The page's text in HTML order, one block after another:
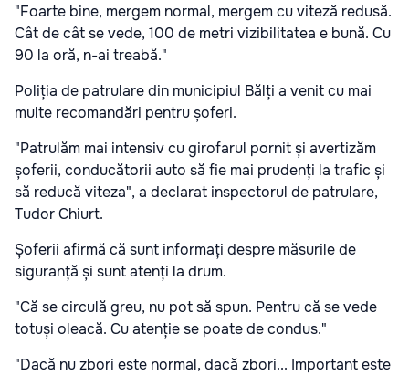
"Foarte bine, mergem normal, mergem cu viteză redusă.
Cât de cât se vede, 100 de metri vizibilitatea e bună. Cu
90 la oră, n-ai treabă."
Poliția de patrulare din municipiul Bălți a venit cu mai
multe recomandări pentru șoferi.
"Patrulăm mai intensiv cu girofarul pornit și avertizăm
șoferii, conducătorii auto să fie mai prudenți la trafic și
să reducă viteza", a declarat inspectorul de patrulare,
Tudor Chiurt.
Șoferii afirmă că sunt informați despre măsurile de
siguranță și sunt atenți la drum.
"Că se circulă greu, nu pot să spun. Pentru că se vede
totuși oleacă. Cu atenție se poate de condus."
"Dacă nu zbori este normal, dacă zbori... Important este